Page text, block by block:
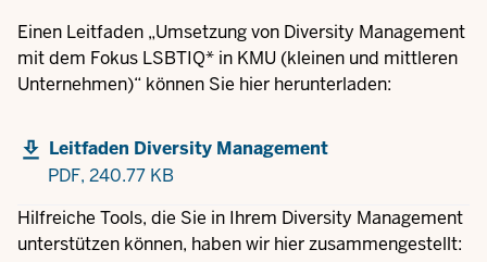
Einen Leitfaden „Umsetzung von Diversity Management
mit dem Fokus LSBTIQ* in KMU (kleinen und mittleren
Unternehmen)“ können Sie hier herunterladen:
Leitfaden Diversity Management
PDF, 240.77 KB
Hilfreiche Tools, die Sie in Ihrem Diversity Management
unterstützen können, haben wir hier zusammengestellt: